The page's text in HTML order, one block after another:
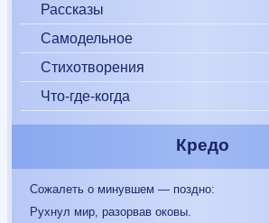
Рассказы
Самодельное
Стихотворения
Что-где-когда
Кредо
Сожалеть о минувшем — поздно:
Рухнул мир, разорвав оковы.